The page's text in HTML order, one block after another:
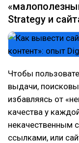
Strategy и
Чтобы
выдачи,
избавляясь от
качества у
некачественным
ссылками, или